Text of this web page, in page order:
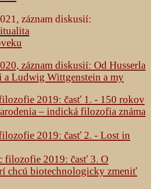
záznam diskusií:
záznam diskusií: Od Husserla
a Ludwig Wittgenstein a my
2019: časť 1. - 150 rokov
– indická filozofia známa
2019: časť 2. - Lost in
filozofie 2019: časť 3. O
chcú biotechnologicky zmeniť